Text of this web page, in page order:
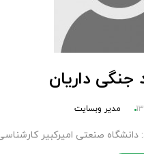
داریان
مدیر وبسایت
صنعتی امیرکبیر